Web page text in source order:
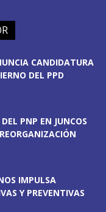
CANDIDATURA
DEL PPD
PNP EN JUNCOS
IMPULSA
Y PREVENTIVAS